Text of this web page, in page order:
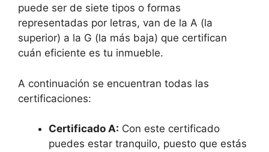
puede ser de siete tipos o formas
representadas por letras, van de la A (la
superior) a la G (la más baja) que certifican
cuán eficiente es tu inmueble.
A continuación se encuentran todas las
certificaciones:
Certificado A: Con este certificado
puedes estar tranquilo, puesto que estás